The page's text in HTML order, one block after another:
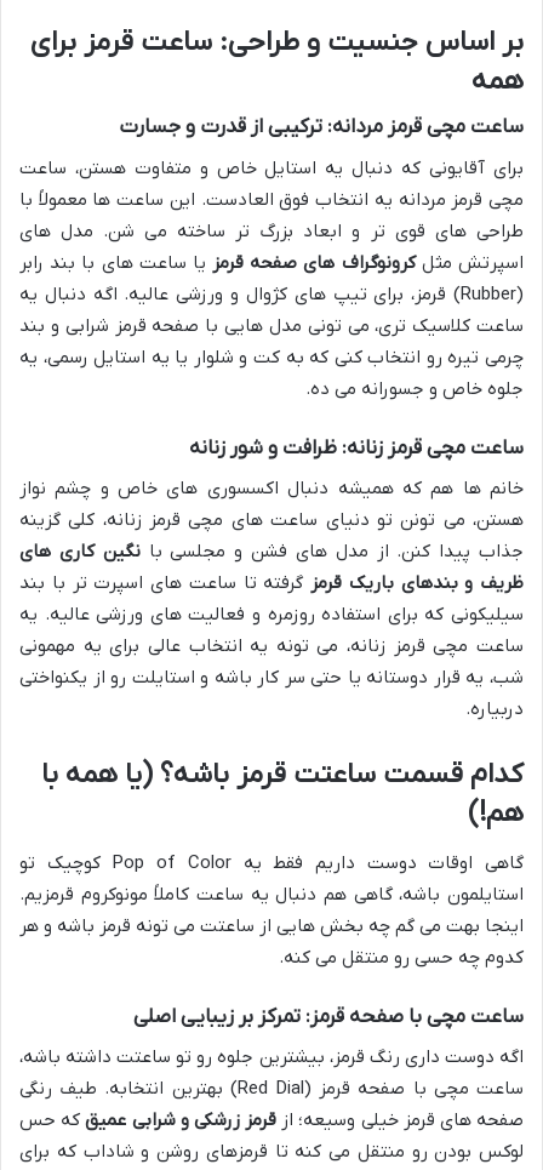
بر اساس جنسیت و طراحی: ساعت قرمز برای
همه
ساعت مچی قرمز مردانه: ترکیبی از قدرت و جسارت
برای آقایونی که دنبال یه استایل خاص و متفاوت هستن، ساعت
مچی قرمز مردانه یه انتخاب فوق العادست. این ساعت ها معمولاً با
طراحی های قوی تر و ابعاد بزرگ تر ساخته می شن. مدل های
اسپرتش مثلکرونوگراف های صفحه قرمز یا ساعت های با بند رابر
(Rubber) قرمز، برای تیپ های کژوال و ورزشی عالیه. اگه دنبال یه
ساعت کلاسیک تری، می تونی مدل هایی با صفحه قرمز شرابی و بند
چرمی تیره رو انتخاب کنی که به کت و شلوار یا یه استایل رسمی، یه
جلوه خاص و جسورانه می ده.
ساعت مچی قرمز زنانه: ظرافت و شور زنانه
خانم ها هم که همیشه دنبال اکسسوری های خاص و چشم نواز
هستن، می تونن تو دنیای ساعت های مچی قرمز زنانه، کلی گزینه
جذاب پیدا کنن. از مدل های فشن و مجلسی بانگین کاری های
ظریف و بندهای باریک قرمز گرفته تا ساعت های اسپرت تر با بند
سیلیکونی که برای استفاده روزمره و فعالیت های ورزشی عالیه. یه
ساعت مچی قرمز زنانه، می تونه یه انتخاب عالی برای یه مهمونی
شب، یه قرار دوستانه یا حتی سر کار باشه و استایلت رو از یکنواختی
دربیاره.
کدام قسمت ساعتت قرمز باشه؟ (یا همه با
هم!)
گاهی اوقات دوست داریم فقط یه Pop of Color کوچیک تو
استایلمون باشه، گاهی هم دنبال یه ساعت کاملاً مونوکروم قرمزیم.
اینجا بهت می گم چه بخش هایی از ساعتت می تونه قرمز باشه و هر
کدوم چه حسی رو منتقل می کنه.
ساعت مچی با صفحه قرمز: تمرکز بر زیبایی اصلی
اگه دوست داری رنگ قرمز، بیشترین جلوه رو تو ساعتت داشته باشه،
ساعت مچی با صفحه قرمز (Red Dial) بهترین انتخابه. طیف رنگی
صفحه های قرمز خیلی وسیعه؛ از قرمز زرشکی و شرابی عمیقکه حس
لوکس بودن رو منتقل می کنه تا قرمزهای روشن و شاداب که برای